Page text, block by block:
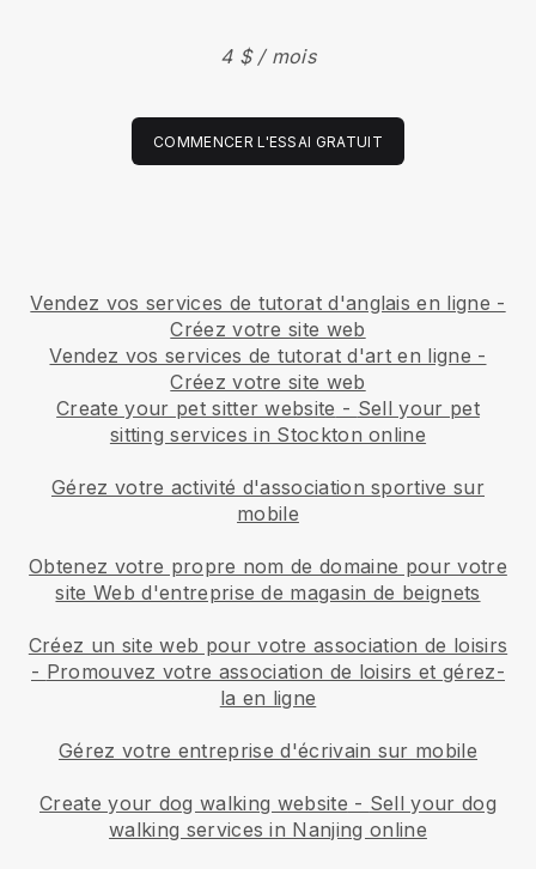
4 $ / mois
COMMENCER L'ESSAI GRATUIT
Vendez vos services de tutorat d'anglais en ligne -
Créez votre site web
Vendez vos services de tutorat d'art en ligne -
Créez votre site web
Create your pet sitter website - Sell your pet
sitting services in Stockton online
Gérez votre activité d'association sportive sur
mobile
Obtenez votre propre nom de domaine pour votre
site Web d'entreprise de magasin de beignets
Créez un site web pour votre association de loisirs
- Promouvez votre association de loisirs et gérez-
la en ligne
Gérez votre entreprise d'écrivain sur mobile
Create your dog walking website - Sell your dog
walking services in Nanjing online